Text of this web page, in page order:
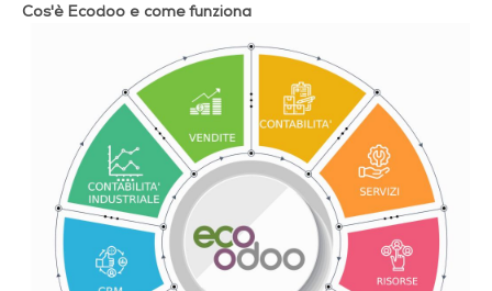
Cos'è Ecodoo e come funziona